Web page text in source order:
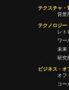
テクスチャ・
背景
テクノロジー
レト
ワー
未来
研究
ビジネス・オ
オフ
コー